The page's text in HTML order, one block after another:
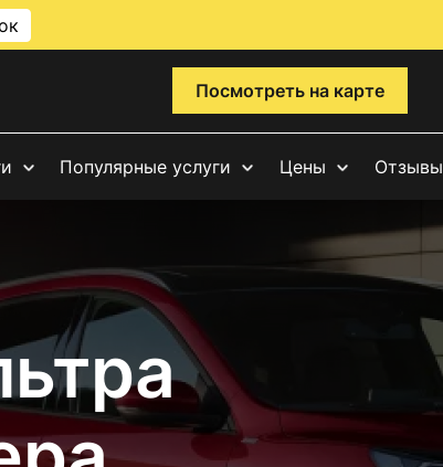
Посмотреть на карте
Популярные услуги Цены Отзывы